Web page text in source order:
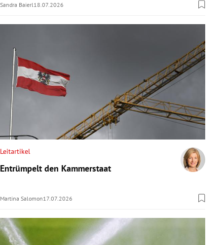
Sandra Baierl 18.07.2026
Leitartikel
Entrümpelt den Kammerstaat
Martina Salomon17.07.2026